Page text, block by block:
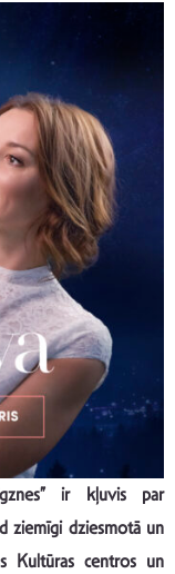
ir kļuvis par
ziemīgi dziesmotā un
Kultūras centros un